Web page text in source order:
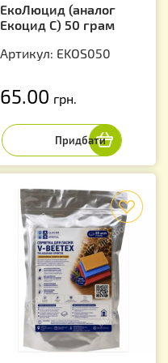
ЕкоЛюцид (аналог
Екоцид С) 50 грам
Артикул: EKOS050
65.00 грн.